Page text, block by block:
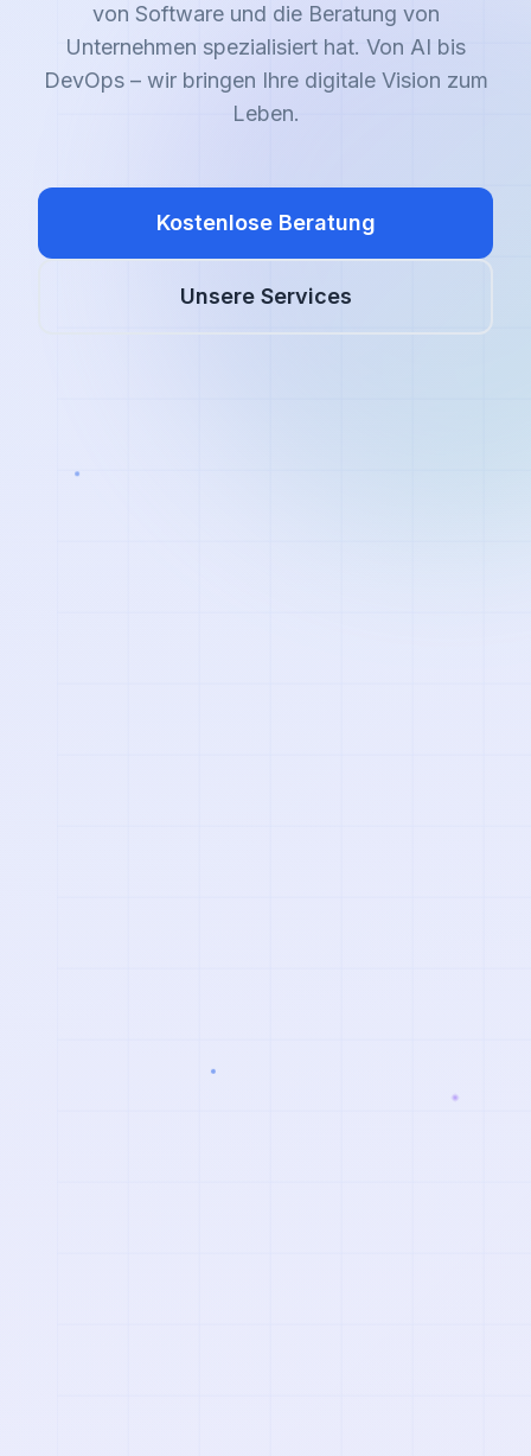
von Software und die Beratung von
Unternehmen spezialisiert hat. Von AI bis
DevOps – wir bringen Ihre digitale Vision zum
Leben.
Kostenlose Beratung
Unsere Services